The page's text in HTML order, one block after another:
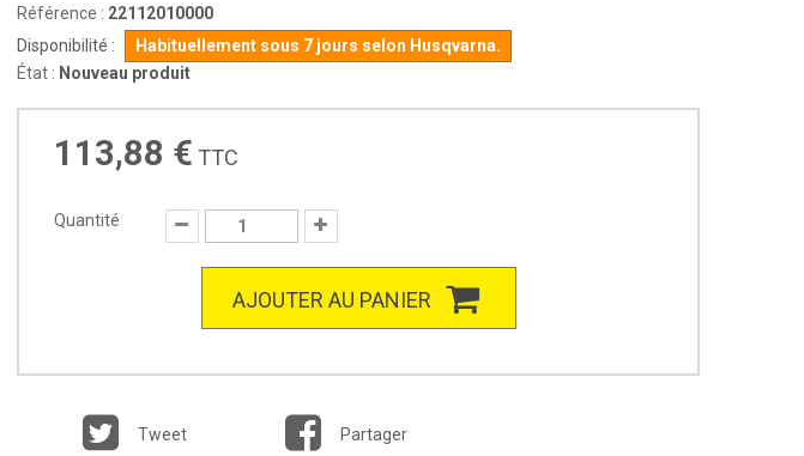
Référence : 22112010000
Disponibilité :
Habituellement sous 7 jours selon Husqvarna.
État : Nouveau produit
113,88 € TTC
Quantité
AJOUTER AU PANIER
Tweet Partager